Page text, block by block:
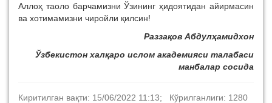
Аллоҳ таоло барчамизни Ўзининг ҳидоятидан айирмасин
ва хотимамизни чиройли қилсин!
Раззақов Абдулҳамидхон
Ўзбекистон халқаро ислом академияси талабаси
манбалар сосида
Киритилган вақти: 15/06/2022 11:13; Кўрилганлиги: 1280